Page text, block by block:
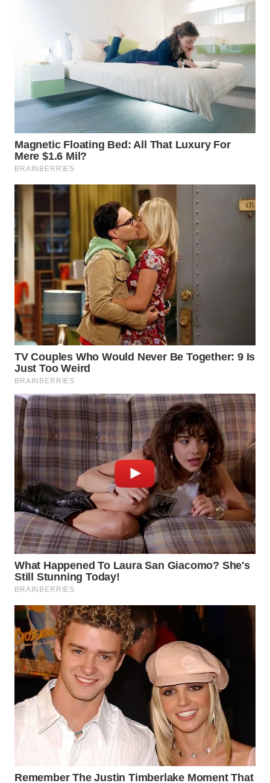
WN
WN
SULSEL
WN
WN
SULUT
WN
MALUKU
WN
MALUT
WN
DAIRI
WN
DANAU
TOBA
WN
NIAS
WN
LANGKAT
WN
TAPANULI
SELATAN
WN
TANJUNG
LESUNG
WN
KARO
WN
SIMALUNGUN
LABUHANBATU